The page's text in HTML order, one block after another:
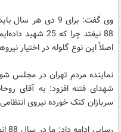
88 نیفتد چرا که
اصلاً این نوع گلوله در اختیار
نماینده مردم تهران در مجلس
شهدای فتنه افزود: به آقای
سربازان کتک خورده نیروی انتظامی در